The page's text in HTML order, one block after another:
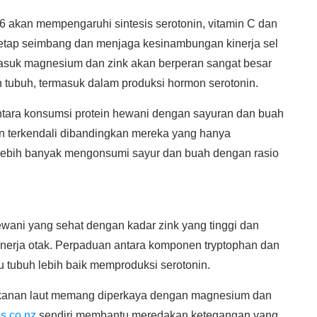
akan mempengaruhi sintesis serotonin, vitamin C dan
seimbang dan menjaga kesinambungan kinerja sel
magnesium dan zink akan berperan sangat besar
termasuk dalam produksi hormon serotonin.
konsumsi protein hewani dengan sayuran dan buah
terkendali dibandingkan mereka yang hanya
banyak mengonsumi sayur dan buah dengan rasio
yang sehat dengan kadar zink yang tinggi dan
otak. Perpaduan antara komponen tryptophan dan
tubuh lebih baik memproduksi serotonin.
laut memang diperkaya dengan magnesium dan